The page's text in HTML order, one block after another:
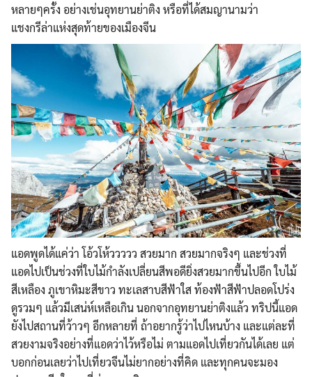
หลายๆครั้ง อย่างเช่นอุทยานย่าติง หรือที่ได้สมญานามว่า
แชงกรีล่าแห่งสุดท้ายของเมืองจีน
แอดพูดได้แค่ว่า โอ้วโห้ววววว สวยมาก สวยมากจริงๆ และช่วงที่
แอดไปเป็นช่วงที่ใบไม้กำลังเปลี่ยนสีพอดียิ่งสวยมากขึ้นไปอีก ใบไม้
สีเหลือง ภูเขาหิมะสีขาว ทะเลสาบสีฟ้าใส ท้องฟ้าสีฟ้าปลอดโปร่ง
ดูรวมๆ แล้วมีเสน่ห์เหลือเกิน นอกจากอุทยานย่าติงแล้ว ทริปนี้แอด
ยังไปสถานที่ว้าวๆ อีกหลายที่ ถ้าอยากรู้ว่าไปไหนบ้าง และแต่ละที่
สวยงามจริงอย่างที่แอดว่าไว้หรือไม่ ตามแอดไปเที่ยวกันได้เลย แต่
บอกก่อนเลยว่าไปเที่ยวจีนไม่ยากอย่างที่คิด และทุกคนจะมอง